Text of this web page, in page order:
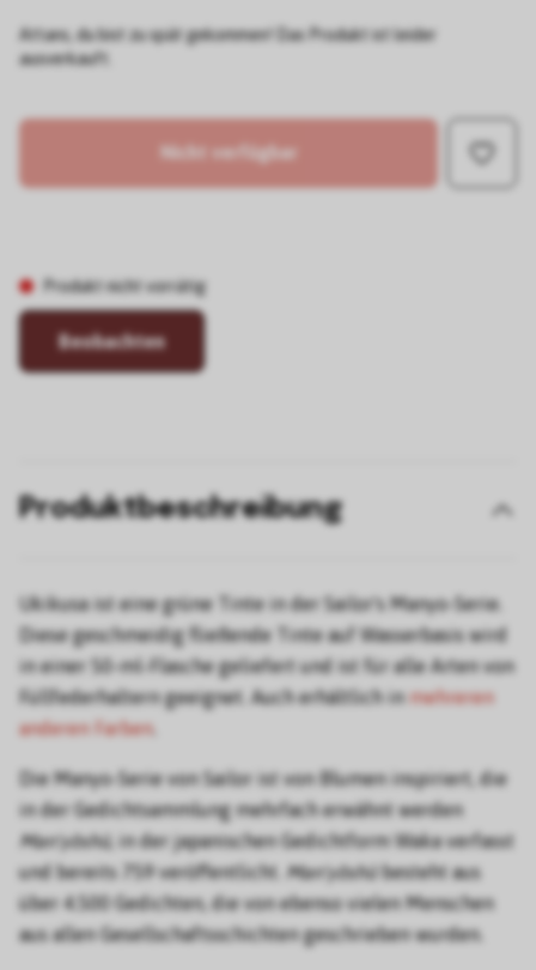
Attans, du bist zu spät gekommen! Das Produkt ist leider
ausverkauft.
Nicht verfügbar
Produkt nicht vorrätig
Beobachten
Produktbeschreibung
Ukikusa ist eine grüne Tinte in der Sailor's Manyo-Serie.
Diese geschmeidig fließende Tinte auf Wasserbasis wird
in einer 50-ml-Flasche geliefert und ist für alle Arten von
Füllfederhaltern geeignet. Auch erhältlich inmehreren
anderen Farben
Die Manyo-Serie von Sailor ist von Blumen inspiriert, die
in der Gedichtsammlung mehrfach erwähnt werden
Man'yōshū, in der japanischen Gedichtform Waka verfasst
und bereits 759 veröffentlicht. Man'yōshūbesteht aus
über 4.500 Gedichten, die von ebenso vielen Menschen
aus allen Gesellschaftsschichten geschrieben wurden.